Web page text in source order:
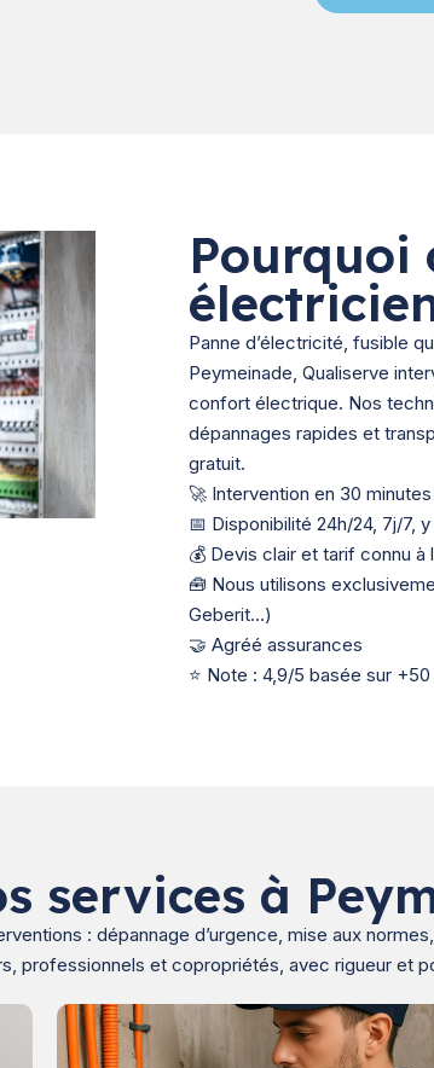
Pourquoi
Panne d’électricité, fusible
Peymeinade, Qualiserve
confort électrique. Nos
dépannages rapides et
gratuit.
🚀 Intervention en 30
📅 Disponibilité 24h/24, 7j/7,
💰 Devis clair et tarif connu à
🧰 Nous utilisons
Geberit…)
🤝 Agréé assurances
⭐ Note : 4,9/5 basée sur
services à
: dépannage d’urgence, mise aux
professionnels et copropriétés, avec rigueur et